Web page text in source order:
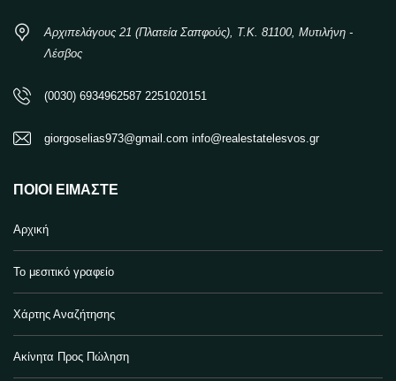
Αρχιπελάγους 21 (Πλατεία Σαπφούς), Τ.Κ. 81100, Μυτιλήνη -
Λέσβος
(0030) 6934962587 2251020151
giorgoselias973@gmail.com info@realestatelesvos.gr
ΠΟΙΟΙ ΕΊΜΑΣΤΕ
Αρχική
Το μεσιτικό γραφείο
Χάρτης Αναζήτησης
Ακίνητα Προς Πώληση